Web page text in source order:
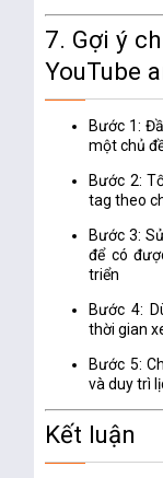
7. Gợi ý
YouTube
Bước 1:
một chủ
Bước 2:
tag theo
Bước 3:
để có
triển
Bước 4:
thời gian
Bước 5:
và duy trì
Kết luận